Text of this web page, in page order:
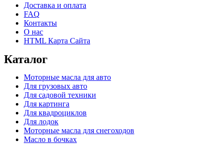
Доставка и оплата
FAQ
Контакты
О нас
HTML Карта Сайта
Каталог
Моторные масла для авто
Для грузовых авто
Для садовой техники
Для картинга
Для квадроциклов
Для лодок
Моторные масла для снегоходов
Масло в бочках